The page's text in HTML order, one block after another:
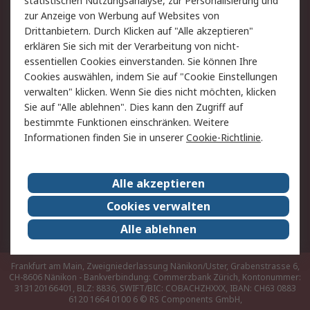
Rechtliches
AGB
Datenschutz
Cookie-Richtlinie
Zahlungsbedingungen
Copyright/Impressum
Über RS
Karriere bei RS
Nachhaltigkeit
Qualität/Umwelt/ZertifikatePresse-Center
Event-Center
Frankfurt am Main, Zweigniederlassung Nänikon/Uster, Grabenstrasse 6,
CH-8606 Nänikon - Bankverbindung: Commerzbank Zürich, Kontonummer:
313120166401, BLZ: 8836, SWIFT/BIC: COBACHZHXXX, IBAN: CH63 0883
6120 1664 0100 6 © RS Components GmbH,
zur Anzeige von Werbung auf Websites von
Drittanbietern. Durch Klicken auf "Alle akzeptieren"
erklären Sie sich mit der Verarbeitung von nicht-
essentiellen Cookies einverstanden. Sie können Ihre
Cookies auswählen, indem Sie auf "Cookie Einstellungen
verwalten" klicken. Wenn Sie dies nicht möchten, klicken
Sie auf "Alle ablehnen". Dies kann den Zugriff auf
bestimmte Funktionen einschränken. Weitere
Informationen finden Sie in unsererCookie-Richtlinie.
Alle akzeptieren
Cookies verwalten
Alle ablehnen